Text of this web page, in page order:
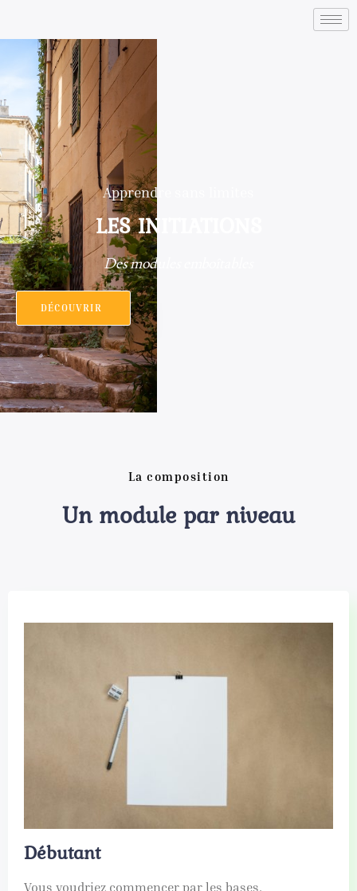
Apprendre sans limites
LESINITIATIONS
Des modules emboîtables
DÉCOUVRIR
La composition
Un module par niveau
Débutant
Vous voudriez commencer par les bases.